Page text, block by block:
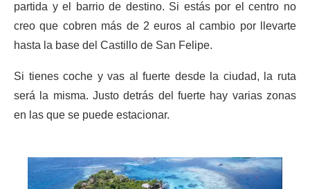
partida y el barrio de destino. Si estás por el centro no
creo que cobren más de 2 euros al cambio por llevarte
hasta la base del Castillo de San Felipe.
Si tienes coche y vas al fuerte desde la ciudad, la ruta
será la misma. Justo detrás del fuerte hay varias zonas
en las que se puede estacionar.